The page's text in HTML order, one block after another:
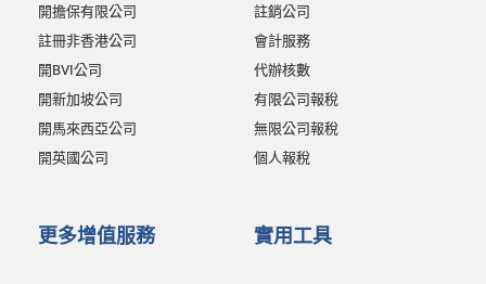
開擔保有限公司
註冊非香港公司
開BVI公司
開新加坡公司
開馬來西亞公司
開英國公司
註銷公司
會計服務
代辦核數
有限公司報稅
無限公司報稅
個人報稅
更多增值服務 實用工具